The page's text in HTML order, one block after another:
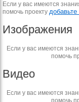
Если у вас имеются
помочь проекту
Изображения
Если у вас имеются
помочь
Видео
Если у вас имеются
помочь